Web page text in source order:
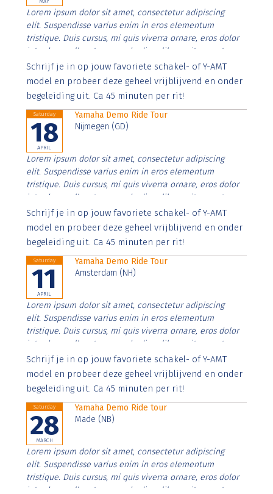
MAY
Lorem ipsum dolor sit amet, consectetur adipiscing
elit. Suspendisse varius enim in eros elementum
tristique. Duis cursus, mi quis viverra ornare, eros dolor
interdum nulla, ut commodo diam libero vitae erat.
Aenean faucibus nibh et justo cursus id rutrum lorem
imperdiet. Nunc ut sem vitae risus tristique posuere.
Schrijf je in op jouw favoriete schakel- of Y-AMT
model en probeer deze geheel vrijblijvend en onder
begeleiding uit. Ca 45 minuten per rit!
Saturday
18
APRIL
Yamaha Demo Ride Tour
Nijmegen (GD)
Lorem ipsum dolor sit amet, consectetur adipiscing
elit. Suspendisse varius enim in eros elementum
tristique. Duis cursus, mi quis viverra ornare, eros dolor
interdum nulla, ut commodo diam libero vitae erat.
Aenean faucibus nibh et justo cursus id rutrum lorem
imperdiet. Nunc ut sem vitae risus tristique posuere.
Schrijf je in op jouw favoriete schakel- of Y-AMT
model en probeer deze geheel vrijblijvend en onder
begeleiding uit. Ca 45 minuten per rit!
Saturday
11
APRIL
Yamaha Demo Ride Tour
Amsterdam (NH)
Lorem ipsum dolor sit amet, consectetur adipiscing
elit. Suspendisse varius enim in eros elementum
tristique. Duis cursus, mi quis viverra ornare, eros dolor
interdum nulla, ut commodo diam libero vitae erat.
Aenean faucibus nibh et justo cursus id rutrum lorem
imperdiet. Nunc ut sem vitae risus tristique posuere.
Schrijf je in op jouw favoriete schakel- of Y-AMT
model en probeer deze geheel vrijblijvend en onder
begeleiding uit. Ca 45 minuten per rit!
Saturday
28
MARCH
Yamaha Demo Ride tour
Made (NB)
Lorem ipsum dolor sit amet, consectetur adipiscing
elit. Suspendisse varius enim in eros elementum
tristique. Duis cursus, mi quis viverra ornare, eros dolor
interdum nulla, ut commodo diam libero vitae erat.